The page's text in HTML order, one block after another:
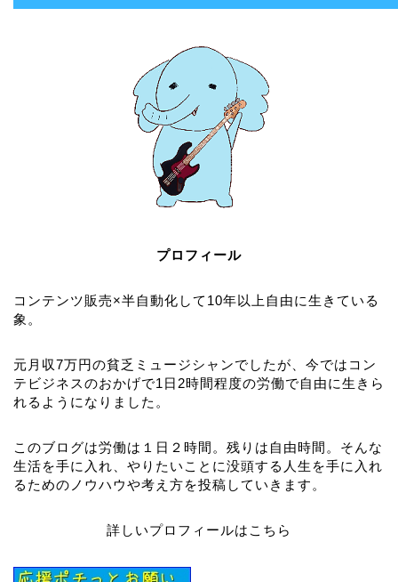
プロフィール
コンテンツ販売×半自動化して10年以上自由に生きている
象。
元月収7万円の貧乏ミュージシャンでしたが、今ではコン
テビジネスのおかげで1日2時間程度の労働で自由に生きら
れるようになりました。
このブログは労働は１日２時間。残りは自由時間。そんな
生活を手に入れ、やりたいことに没頭する人生を手に入れ
るためのノウハウや考え方を投稿していきます。
詳しいプロフィールはこちら